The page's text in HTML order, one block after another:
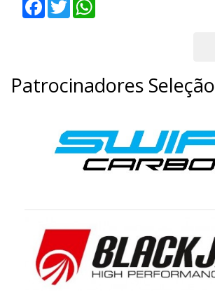
Patrocinadores Seleção